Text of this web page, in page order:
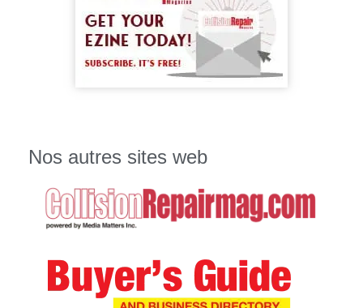
Nos autres sites web